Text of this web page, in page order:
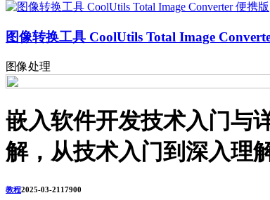
图像转换工具 CoolUtils Total Image
图像处理
嵌入软件开发技术入门与
解，从技术入门到深入理
教程2025-03-21 17900